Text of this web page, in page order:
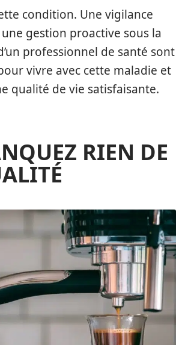
condition. Une vigilance
gestion proactive sous la
professionnel de santé sont
vivre avec cette maladie et
qualité de vie satisfaisante.
RIEN DE